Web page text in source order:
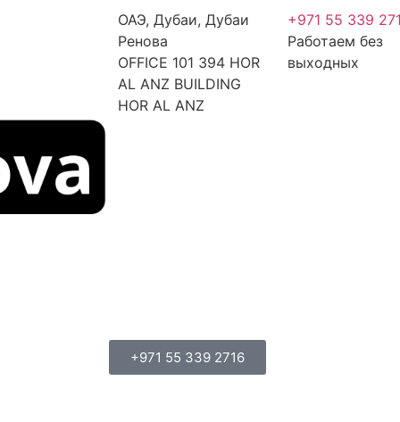
ОАЭ, Дубаи, Дубаи
Ренова
OFFICE 101 394 HOR
AL ANZ BUILDING
HOR AL ANZ
+971 55 339
Работаем без
выходных
+971 55 339 2716